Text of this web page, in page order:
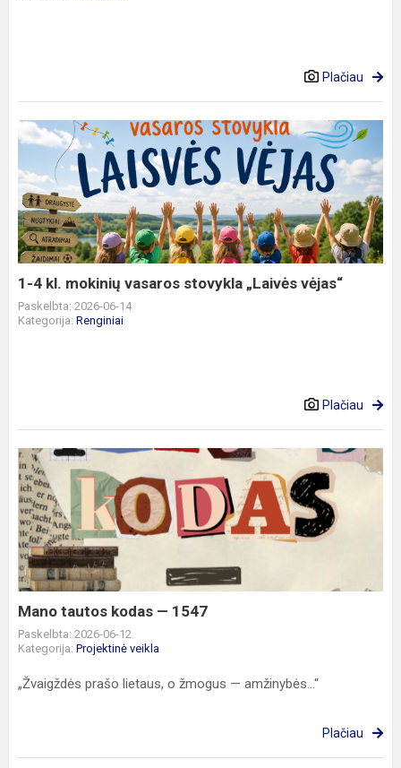
Plačiau
1-
kl.
mokinių
vasaros
stovykla
„Laivės
vėjas“
1-4 kl. mokinių vasaros stovykla „Laivės vėjas“
Paskelbta: 2026-06-14
Kategorija: Renginiai
Plačiau
Mano
tautos
kodas
—
1547
Mano tautos kodas — 1547
Paskelbta: 2026-06-12
Kategorija: Projektinė veikla
„Žvaigždės prašo lietaus, o žmogus — amžinybės...“
Plačiau